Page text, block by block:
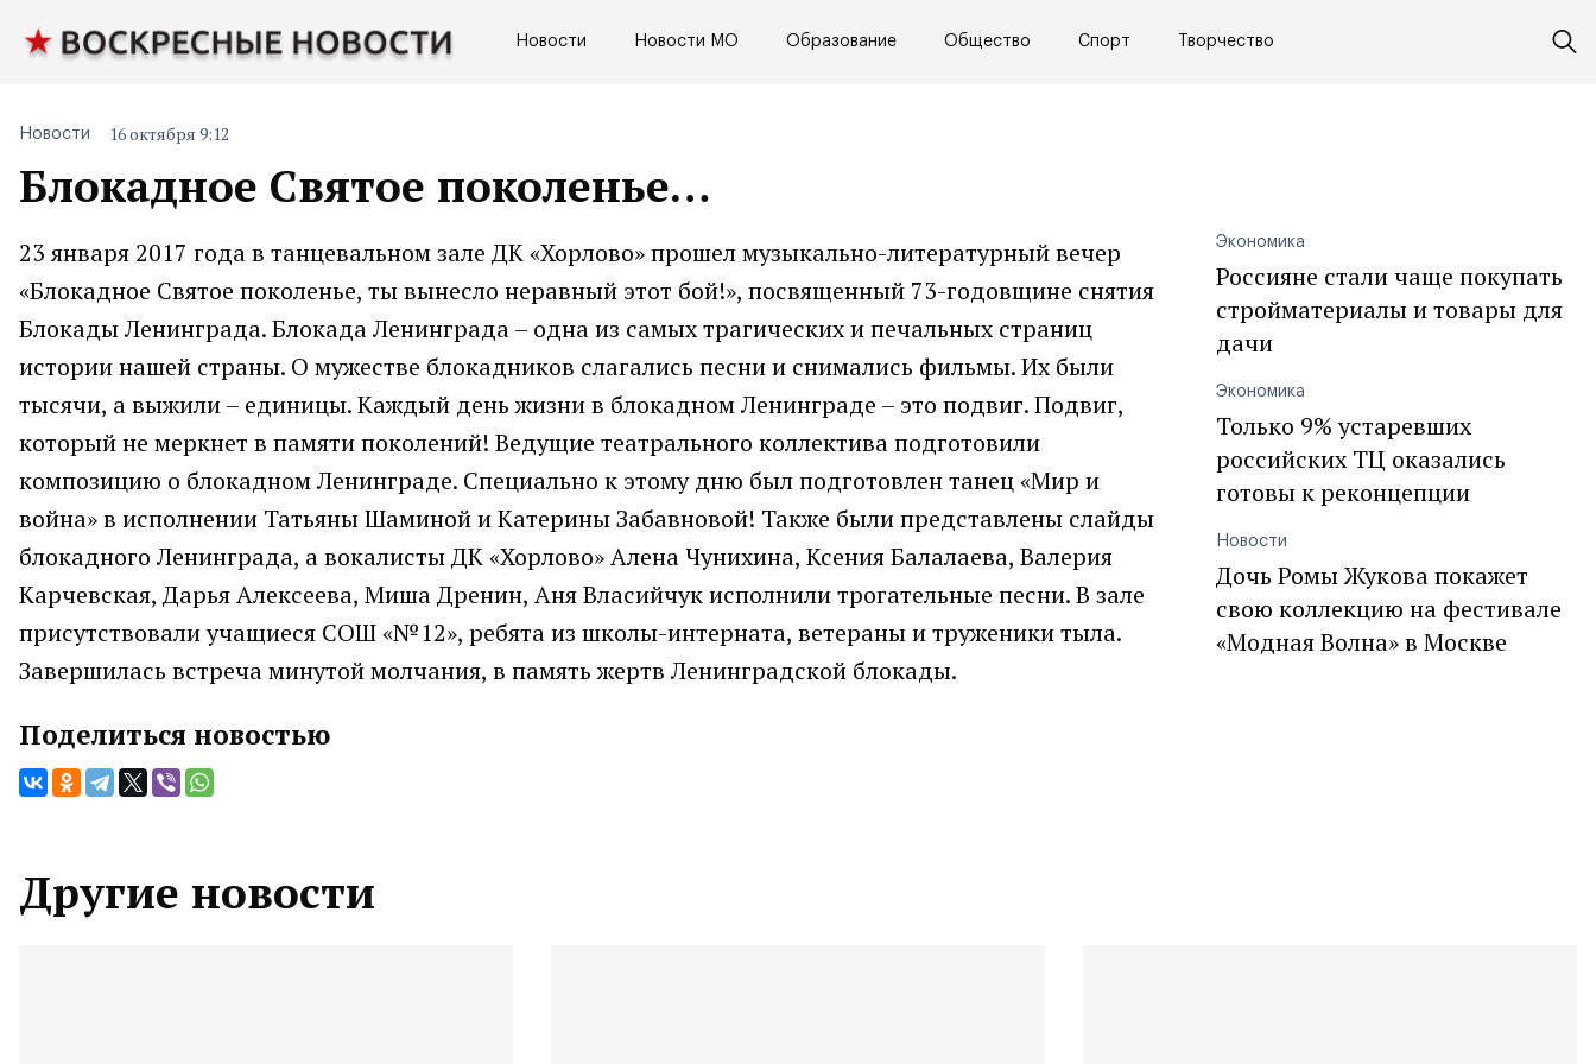
Новости Новости МО Образование Общество Спорт Творчество
Блокадное Святое поколенье…
Новости 16 октября 9:12
23 января 2017 года в танцевальном зале ДК «Хорлово» прошел музыкально-литературный вечер
«Блокадное Святое поколенье, ты вынесло неравный этот бой!», посвященный 73-годовщине снятия
Блокады Ленинграда. Блокада Ленинграда – одна из самых трагических и печальных страниц
истории нашей страны. О мужестве блокадников слагались песни и снимались фильмы. Их были
тысячи, а выжили – единицы. Каждый день жизни в блокадном Ленинграде – это подвиг. Подвиг,
который не меркнет в памяти поколений! Ведущие театрального коллектива подготовили
композицию о блокадном Ленинграде. Специально к этому дню был подготовлен танец «Мир и
война» в исполнении Татьяны Шаминой и Катерины Забавновой! Также были представлены слайды
блокадного Ленинграда, а вокалисты ДК «Хорлово» Алена Чунихина, Ксения Балалаева, Валерия
Карчевская, Дарья Алексеева, Миша Дренин, Аня Власийчук исполнили трогательные песни. В зале
присутствовали учащиеся СОШ «№12», ребята из школы-интерната, ветераны и труженики тыла.
Завершилась встреча минутой молчания, в память жертв Ленинградской блокады.
Поделиться новостью
Экономика
Россияне стали чаще покупать
стройматериалы и товары для
дачи
Экономика
Только 9% устаревших
российских ТЦ оказались
готовы к реконцепции
Новости
Дочь Ромы Жукова покажет
свою коллекцию на фестивале
«Модная Волна» в Москве
Другие новости